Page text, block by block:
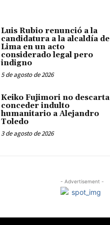
Luis Rubio renunció a la
candidatura a la alcaldía de
Lima en un acto
considerado legal pero
indigno
5 de agosto de 2026
Keiko Fujimori no descarta
conceder indulto
humanitario a Alejandro
Toledo
3 de agosto de 2026
- Advertisement -